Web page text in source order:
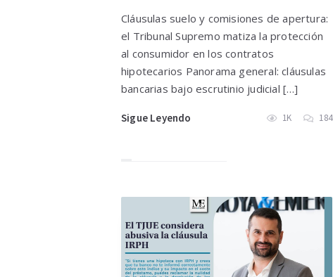
Cláusulas suelo y comisiones de apertura:
el Tribunal Supremo matiza la protección
al consumidor en los contratos
hipotecarios Panorama general: cláusulas
bancarias bajo escrutinio judicial […]
Sigue Leyendo 1K 184